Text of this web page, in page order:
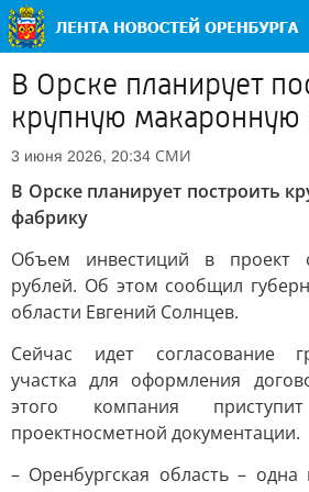
В Орске планирует
крупную
3 июня 2026, 20:34 СМИ
В Орске планирует построить
фабрику
Объем инвестиций в проект
рублей. Об этом сообщил
области Евгений Солнцев.
Сейчас идет согласование
участка для оформления
этого компания
проектносметной документации.
– Оренбургская область –